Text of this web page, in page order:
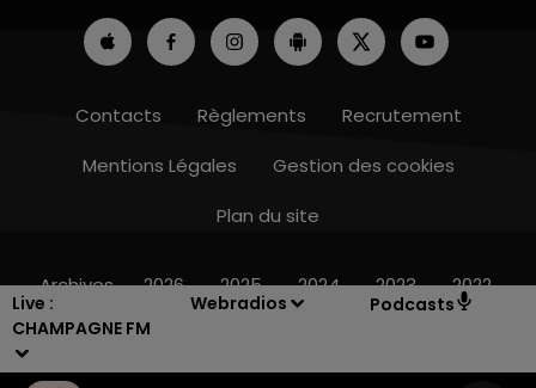
Live :
CHAMPAGNE FM
Webradios Podcasts
Contacts Règlements
Recrutement
Mentions Légales
Gestion des cookies
Plan du site
Archives 2026 2025 2024 2023 2022